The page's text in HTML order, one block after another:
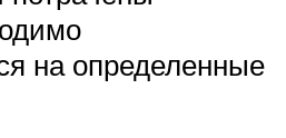
на определенные